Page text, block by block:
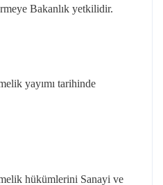
Bakanlık yetkilidir.
yayımı tarihinde
hükümlerini Sanayi ve